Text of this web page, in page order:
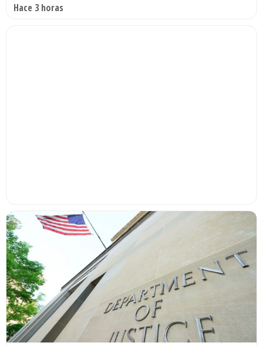
Hace 3 horas